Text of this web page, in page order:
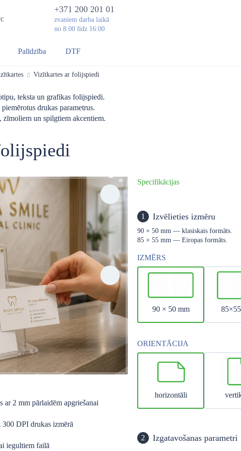
+371 200 201 01
zvaniem darba laikā
no 8:00 līdz 16:00
Palīdzība DTF
Vizītkartes ar folijspiedi
teksta un grafikas folijspiedi.
drukas parametrus.
un spilgtiem akcentiem.
2 mm pārlaidēm apgriešanai
DPI drukas izmērā
iegultiem failā
Specifikācijas
1 Izvēlieties izmēru
90 × 50 mm — klasiskais formāts.
85 × 55 mm — Eiropas formāts.
IZMĒRS
90 × 50 mm
ORIENTĀCIJA
horizontāli
2 Izgatavošanas parametri